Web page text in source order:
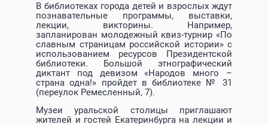
В библиотеках города детей и взрослых ждут
познавательные программы, выставки,
лекции, викторины. Например,
запланирован молодежный квиз-турнир «По
славным страницам российской истории» с
использованием ресурсов Президентской
библиотеки. Большой этнографический
диктант под девизом «Народов много –
страна одна!» пройдет в библиотеке № 31
(переулок Ремесленный, 7).
Музеи уральской столицы приглашают
жителей и гостей Екатеринбурга на лекции и